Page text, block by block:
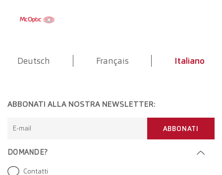
Deutsch Français Italiano
DOMANDE?
Contatti
ABBONATI ALLA NOSTRA NEWSLETTER:
E-mail ABBONATI